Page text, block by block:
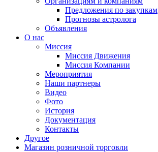
Предложения по закупкам
Прогнозы астролога
Объявления
О нас
Миссия
Миссия Движения
Миссия Компании
Мероприятия
Наши партнеры
Видео
Фото
История
Документация
Контакты
Другое
Магазин розничной торговли